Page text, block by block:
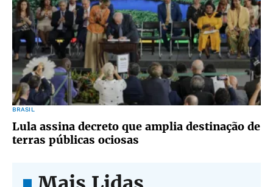
BRASIL
Lula assina decreto que amplia destinação de
terras públicas ociosas